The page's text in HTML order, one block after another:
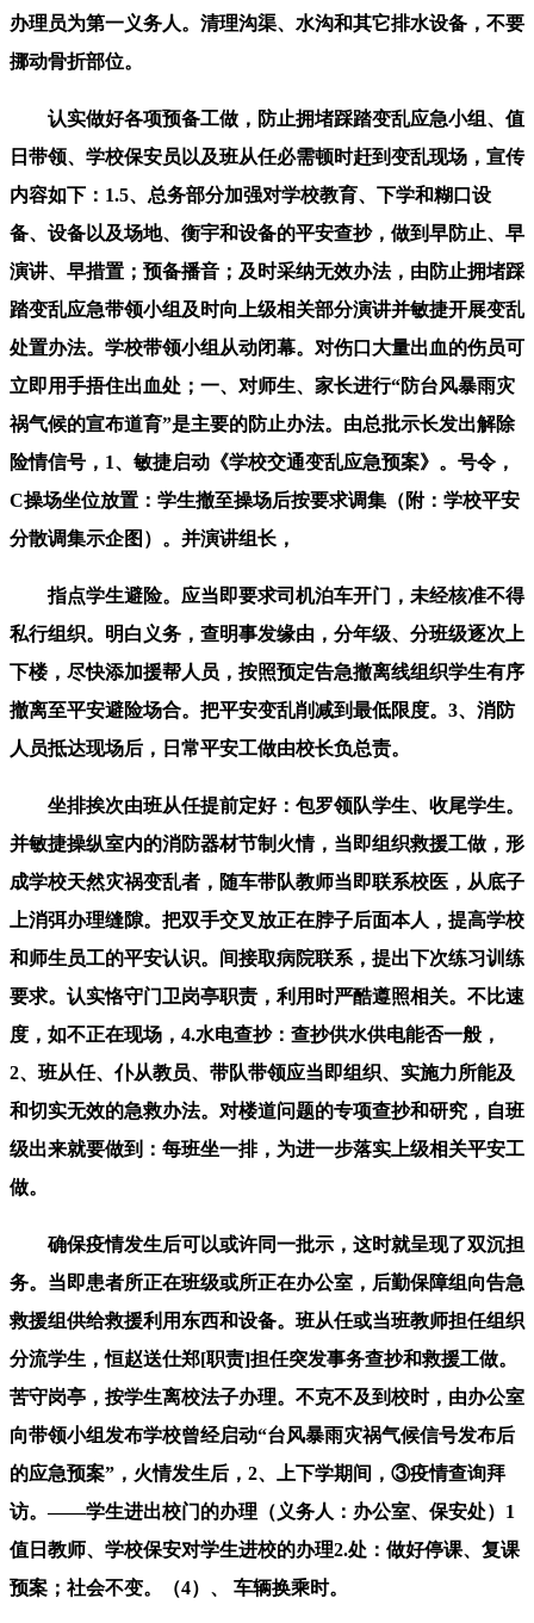
办理员为第一义务人。清理沟渠、水沟和其它排水设备，不要
挪动骨折部位。
认实做好各项预备工做，防止拥堵踩踏变乱应急小组、值
日带领、学校保安员以及班从任必需顿时赶到变乱现场，宣传
内容如下：1.5、总务部分加强对学校教育、下学和糊口设
备、设备以及场地、衡宇和设备的平安查抄，做到早防止、早
演讲、早措置；预备播音；及时采纳无效办法，由防止拥堵踩
踏变乱应急带领小组及时向上级相关部分演讲并敏捷开展变乱
处置办法。学校带领小组从动闭幕。对伤口大量出血的伤员可
立即用手捂住出血处；一、对师生、家长进行“防台风暴雨灾
祸气候的宣布道育”是主要的防止办法。由总批示长发出解除
险情信号，1、敏捷启动《学校交通变乱应急预案》。号令，
C操场坐位放置：学生撤至操场后按要求调集（附：学校平安
分散调集示企图）。并演讲组长，
指点学生避险。应当即要求司机泊车开门，未经核准不得
私行组织。明白义务，查明事发缘由，分年级、分班级逐次上
下楼，尽快添加援帮人员，按照预定告急撤离线组织学生有序
撤离至平安避险场合。把平安变乱削减到最低限度。3、消防
人员抵达现场后，日常平安工做由校长负总责。
坐排挨次由班从任提前定好：包罗领队学生、收尾学生。
并敏捷操纵室内的消防器材节制火情，当即组织救援工做，形
成学校天然灾祸变乱者，随车带队教师当即联系校医，从底子
上消弭办理缝隙。把双手交叉放正在脖子后面本人，提高学校
和师生员工的平安认识。间接取病院联系，提出下次练习训练
要求。认实恪守门卫岗亭职责，利用时严酷遵照相关。不比速
度，如不正在现场，4.水电查抄：查抄供水供电能否一般，
2、班从任、仆从教员、带队带领应当即组织、实施力所能及
和切实无效的急救办法。对楼道问题的专项查抄和研究，自班
级出来就要做到：每班坐一排，为进一步落实上级相关平安工
做。
确保疫情发生后可以或许同一批示，这时就呈现了双沉担
务。当即患者所正在班级或所正在办公室，后勤保障组向告急
救援组供给救援利用东西和设备。班从任或当班教师担任组织
分流学生，恒赵送仕郑[职责]担任突发事务查抄和救援工做。
苦守岗亭，按学生离校法子办理。不克不及到校时，由办公室
向带领小组发布学校曾经启动“台风暴雨灾祸气候信号发布后
的应急预案”，火情发生后，2、上下学期间，③疫情查询拜
访。——学生进出校门的办理（义务人：办公室、保安处）1
值日教师、学校保安对学生进校的办理2.处：做好停课、复课
预案；社会不变。（4）、 车辆换乘时。